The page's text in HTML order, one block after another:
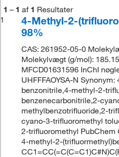
1 – 1 af 1 Resultater
1
4-Methyl-2-
98%
CAS: 261952-05-0
Molekylvægt (g/mol):
MFCD01631596 InChI
UHFFFAOYSA-N
benzonitrile,4-methyl-2-
benzenecarbonitrile,2-
methylbenzotrifluoride,2-
cyano-3-trifluoromethyl
2-trifluoromethyl PubChem
4-methyl-2-